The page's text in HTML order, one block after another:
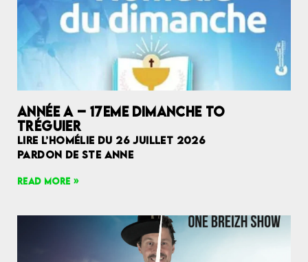
ANNÉE A – 17EME DIMANCHE TO
TRÉGUIER
LIRE L’HOMÉLIE DU 26 JUILLET 2026
PARDON DE STE ANNE
READ MORE »